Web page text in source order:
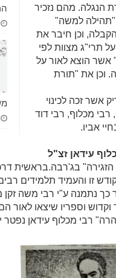
הנגלה. מהם נזכיר
למשה"
וכן חיבר את
תרי"ג מצוות לפי
הוצא לאור על
וכן את "תורת
אשר זכה לכינוי
מכלוף, רבי דוד
אביו.
עידאן זצ"ל
הזגירה" בג'רבה.בראשית
זו והעמיד תלמידים
כך נתמנה ע"י רבי משה
וספריו שיצאו לאור
רבי מכלוף עידאן נפטר